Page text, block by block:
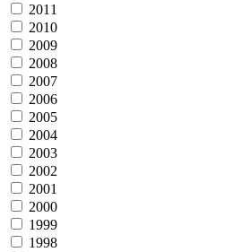
2011
2010
2009
2008
2007
2006
2005
2004
2003
2002
2001
2000
1999
1998